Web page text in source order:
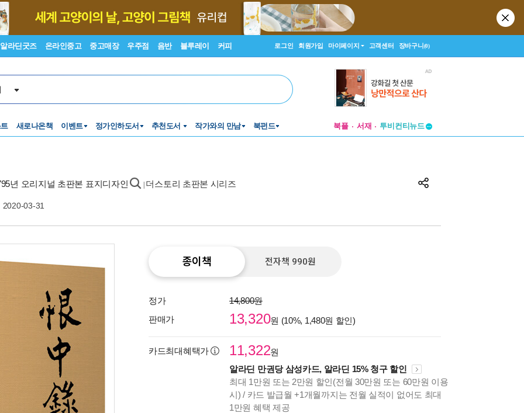
알라딘굿즈 온라인중고 중고매장 우주점 음반 블루레이 커피 로그인 회원가입 마이페이지 고객센터 장바구니(0)
새로나온책 이벤트 정가인하도서 추천도서 작가와의 만남 북펀드 북플 서재
투비컨티뉴드
년 오리지널 초판본 표지디자인 더스토리 초판본 시리즈
2020-03-31
종이책 전자책 990원
정가
14,800원
판매가
13,320원 (10%, 1,480원 할인)
카드최대혜택가 11,322원
알라딘 만권당 삼성카드, 알라딘 15% 청구 할인
최대 1만원 또는 2만원 할인(전월 30만원 또는 60만원 이용
시) / 카드 발급월 +1개월까지는 전월 실적이 없어도 최대
1만원 혜택 제공